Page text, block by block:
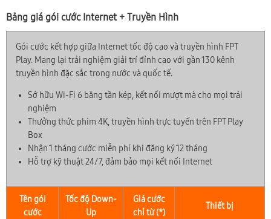
Bảng giá gói cước Internet + Truyền Hình
Gói cước kết hợp giữa Internet tốc độ cao và truyền hình FPT
Play. Mang lại trải nghiệm giải trí đỉnh cao với gần 130 kênh
truyền hình đặc sắc trong nước và quốc tế.
Sở hữu Wi-Fi 6 băng tần kép, kết nối mượt mà cho mọi trải
nghiệm
Thưởng thức phim 4K, truyền hình trực tuyến trên FPT Play
Box
Nhận 1 tháng cước miễn phí khi đăng ký 12 tháng
Hỗ trợ kỹ thuật 24/7, đảm bảo mọi kết nối Internet
Tên gói
cước
Tốc độ Down-
Up
Giá cước
chỉ từ (*)
Thiết bị